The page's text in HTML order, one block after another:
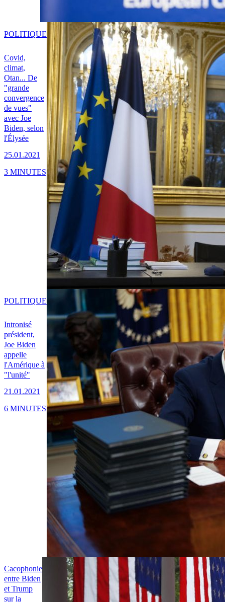
Covid,
climat,
Otan... De
"grande
convergence
de vues"
avec Joe
Biden, selon
l'Élysée
25.01.2021
POLITIQUE
3 MINUTES
Intronisé
président,
Joe Biden
appelle
l'Amérique à
"l'unité"
21.01.2021
POLITIQUE
6 MINUTES
Cacophonie
entre Biden
et Trump
sur la